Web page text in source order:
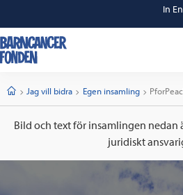
In
StartJag vill bidra Egen insamling Current:
Bild och text för insamlingen nedan
juridiskt